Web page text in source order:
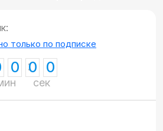
только по подписке
0 0 0
сек